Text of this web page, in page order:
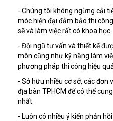
- Chúng tôi không ngừng cải
móc hiện đại đảm bảo thi
sẽ và làm việc rất có khoa học.
- Đội ngũ tư vấn và thiết kế
môn cũng như kỹ năng làm
phương pháp thi công hiệu
- Sở hữu nhiều cơ sở, các đơn
địa bàn TPHCM để có thể
nhất.
- Luôn có nhiều ý kiến phản